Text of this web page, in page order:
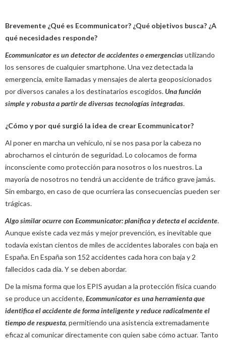
Brevemente ¿Qué es Ecommunicator? ¿Qué objetivos busca? ¿A
qué necesidades responde?
Ecommunicator es un detector de accidentes o emergenciasutilizando
los sensores de cualquier smartphone. Una vez detectada la
emergencia, emite llamadas y mensajes de alerta geoposicionados
por diversos canales a los destinatarios escogidos.Una función
simple y robusta a partir de diversas tecnologías integradas.
¿Cómo y por qué surgió la idea de crear Ecommunicator?
Al poner en marcha un vehículo, ni se nos pasa por la cabeza no
abrocharnos el cinturón de seguridad. Lo colocamos de forma
inconsciente como protección para nosotros o los nuestros. La
mayoría de nosotros no tendrá un accidente de tráfico grave jamás.
Sin embargo, en caso de que ocurriera las consecuencias pueden ser
trágicas.
Algo similar ocurre con Ecommunicator: planifica y detecta el accidente.
Aunque existe cada vez más y mejor prevención, es inevitable que
todavía existan cientos de miles de accidentes laborales con baja en
España. En España son 152 accidentes cada hora con baja y 2
fallecidos cada día. Y se deben abordar.
De la misma forma que los EPIS ayudan a la protección física cuando
se produce un accidente, Ecommunicator es una herramienta que
identifica el accidente de forma inteligente y reduce radicalmente el
tiempo de respuesta, permitiendo una asistencia extremadamente
eficaz al comunicar directamente con quien sabe cómo actuar. Tanto